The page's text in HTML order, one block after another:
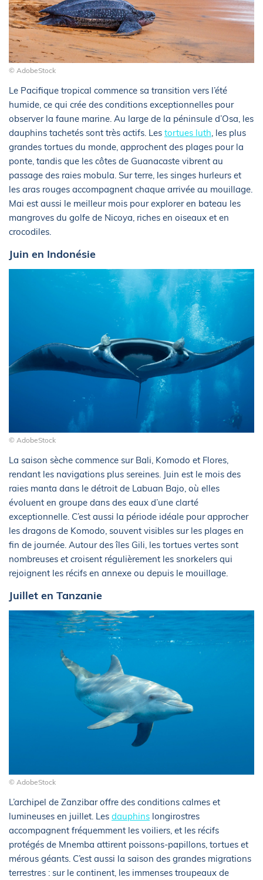
© AdobeStock
Le Pacifique tropical commence sa transition vers l’été
humide, ce qui crée des conditions exceptionnelles pour
observer la faune marine. Au large de la péninsule d’Osa, les
dauphins tachetés sont très actifs. Les tortues luth, les plus
grandes tortues du monde, approchent des plages pour la
ponte, tandis que les côtes de Guanacaste vibrent au
passage des raies mobula. Sur terre, les singes hurleurs et
les aras rouges accompagnent chaque arrivée au mouillage.
Mai est aussi le meilleur mois pour explorer en bateau les
mangroves du golfe de Nicoya, riches en oiseaux et en
crocodiles.
Juin en Indonésie
© AdobeStock
La saison sèche commence sur Bali, Komodo et Flores,
rendant les navigations plus sereines. Juin est le mois des
raies manta dans le détroit de Labuan Bajo, où elles
évoluent en groupe dans des eaux d’une clarté
exceptionnelle. C’est aussi la période idéale pour approcher
les dragons de Komodo, souvent visibles sur les plages en
fin de journée. Autour des îles Gili, les tortues vertes sont
nombreuses et croisent régulièrement les snorkelers qui
rejoignent les récifs en annexe ou depuis le mouillage.
Juillet en Tanzanie
© AdobeStock
L’archipel de Zanzibar offre des conditions calmes et
lumineuses en juillet. Les dauphins longirostres
accompagnent fréquemment les voiliers, et les récifs
protégés de Mnemba attirent poissons-papillons, tortues et
mérous géants. C’est aussi la saison des grandes migrations
terrestres : sur le continent, les immenses troupeaux de